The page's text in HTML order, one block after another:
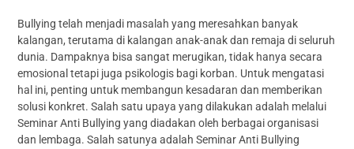
Bullying telah menjadi masalah yang meresahkan banyak
kalangan, terutama di kalangan anak-anak dan remaja di seluruh
dunia. Dampaknya bisa sangat merugikan, tidak hanya secara
emosional tetapi juga psikologis bagi korban. Untuk mengatasi
hal ini, penting untuk membangun kesadaran dan memberikan
solusi konkret. Salah satu upaya yang dilakukan adalah melalui
Seminar Anti Bullying yang diadakan oleh berbagai organisasi
dan lembaga. Salah satunya adalah Seminar Anti Bullying